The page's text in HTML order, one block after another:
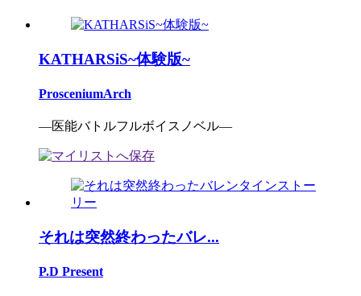
KATHARSiS~体験版~
ProsceniumArch
―医能バトルフルボイスノベル―
それは突然終わったバレ...
P.D Present